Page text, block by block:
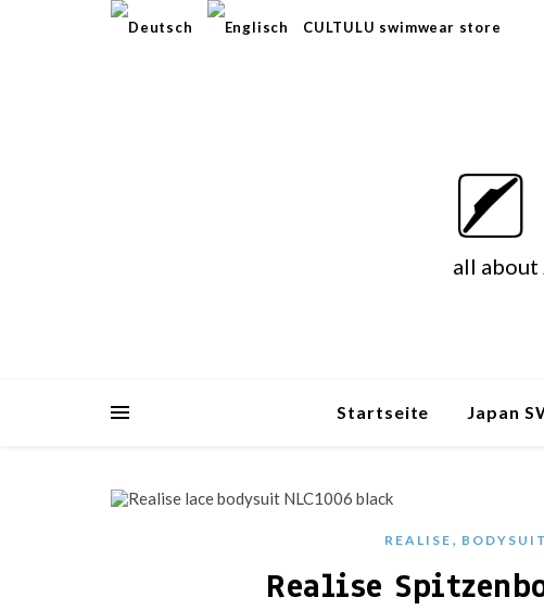
CULTULU swimwear store
all about
Startseite Japan
REALISE , BODYSUIT
Realise